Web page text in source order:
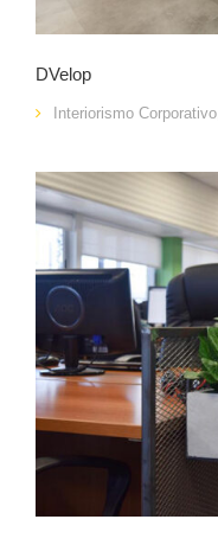
DVelop
Interiorismo Corporativo